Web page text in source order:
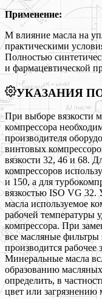
Применение:
М влияние масла на
практическими
Полностью
и фармацевтической
УКАЗАНИЯ
При выборе вязкости
компрессора
производителя
винтовых
вязкости 32, 46 и 68.
компрессоров
и 150, а для
вязкостью ISO VG 32.
масла используемое
рабочей температуры
компрессора. При
все масляные фильтры
производится рабочее
Минеральные масла
образованию
определить, в
цвет или загрязнению